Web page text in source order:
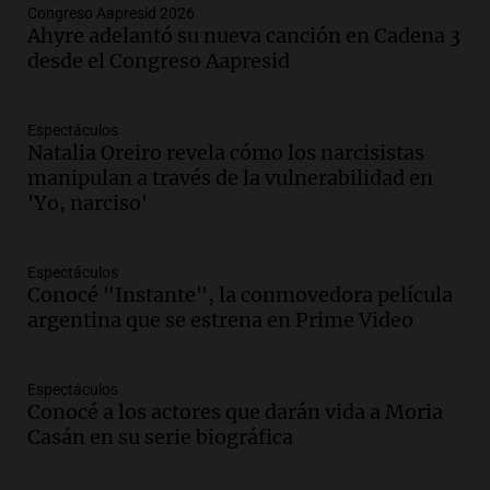
Audio.Conductor imputado por
accidente fatal en San Luis dejó tres
Episodios
Audio.Historiador de la UBA celebró la
marcha atrás en la Ley de Tierras:
“Frenamos un saqueo de recursos”
Episodios
Audio.Ahyre estuvo en el Estudio
Federal Sancor Seguros y adelantó su
Episodios
Audio.Cierre del Paso Internacional
Cristo Redentor por acumulación de
Congreso Aapresid 2026
Ahyre adelantó su nueva canción en Cadena 3
desde el Congreso Aapresid
Espectáculos
Natalia Oreiro revela cómo los narcisistas
manipulan a través de la vulnerabilidad en
'Yo, narciso'
Espectáculos
Conocé "Instante", la conmovedora película
argentina que se estrena en Prime Video
Espectáculos
Conocé a los actores que darán vida a Moria
Casán en su serie biográfica